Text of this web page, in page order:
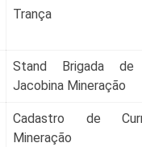
Trança
Stand Brigada de
Jacobina Mineração
Cadastro de
Mineração